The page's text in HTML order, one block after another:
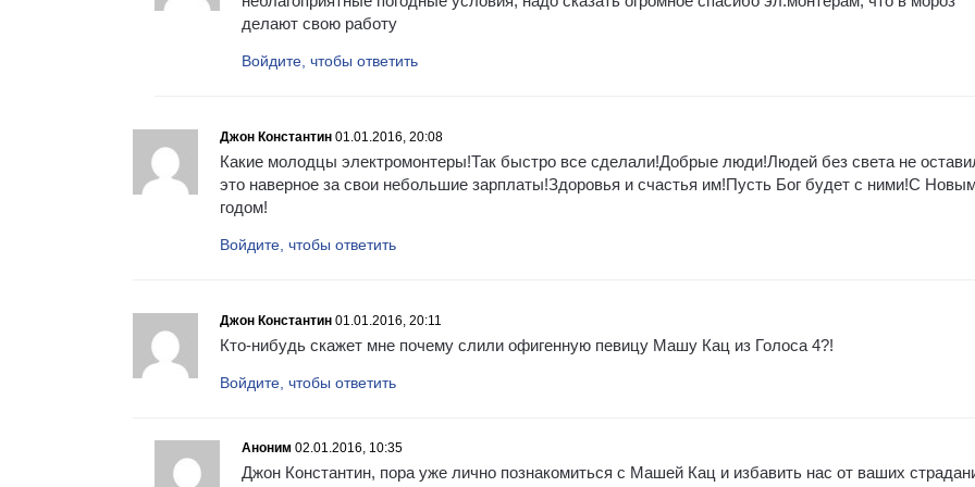
делают свою работу
Войдите, чтобы ответить
Джон Константин 01.01.2016, 20:08
Какие молодцы электромонтеры!Так быстро все сделали!Добрые люди!Людей без света не
это наверное за свои небольшие зарплаты!Здоровья и счастья им!Пусть Бог будет с ними!С
годом!
Войдите, чтобы ответить
Джон Константин 01.01.2016, 20:11
Кто-нибудь скажет мне почему слили офигенную певицу Машу Кац из Голоса 4?!
Войдите, чтобы ответить
Аноним 02.01.2016, 10:35
Джон Константин, пора уже лично познакомиться с Машей Кац и избавить нас от ваших